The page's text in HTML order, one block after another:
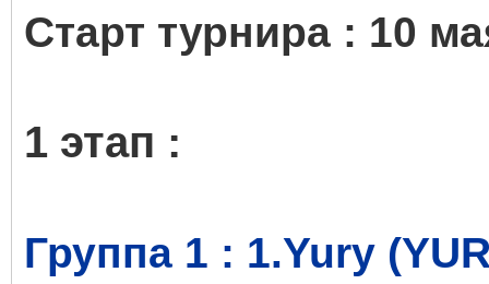
Старт турнира : 10
1 этап :
Группа 1 : 1.Yury